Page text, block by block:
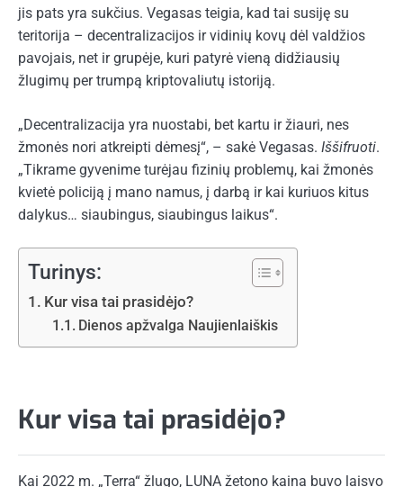
jis pats yra sukčius. Vegasas teigia, kad tai susiję su
teritorija – decentralizacijos ir vidinių kovų dėl valdžios
pavojais, net ir grupėje, kuri patyrė vieną didžiausių
žlugimų per trumpą kriptovaliutų istoriją.
„Decentralizacija yra nuostabi, bet kartu ir žiauri, nes
žmonės nori atkreipti dėmesį“, – sakė Vegasas. Iššifruoti.
„Tikrame gyvenime turėjau fizinių problemų, kai žmonės
kvietė policiją į mano namus, į darbą ir kai kuriuos kitus
dalykus… siaubingus, siaubingus laikus“.
Turinys:
Kur visa tai prasidėjo?
Dienos apžvalga Naujienlaiškis
Kur visa tai prasidėjo?
Kai 2022 m. „Terra“ žlugo, LUNA žetono kaina buvo laisvo